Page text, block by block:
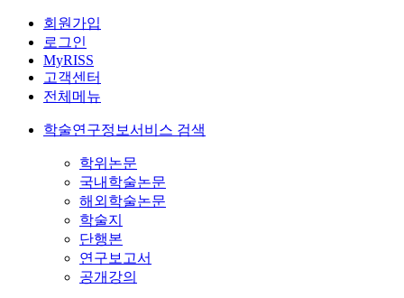
회원가입
로그인
MyRISS
고객센터
전체메뉴
학술연구정보서비스 검색
학위논문
국내학술논문
해외학술논문
학술지
단행본
연구보고서
공개강의